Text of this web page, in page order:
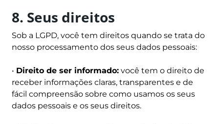
8. Seus direitos
Sob a LGPD, você tem direitos quando se trata do
nosso processamento dos seus dados pessoais:
• Direito de ser informado: você tem o direito de
receber informações claras, transparentes e de
fácil compreensão sobre como usamos os seus
dados pessoais e os seus direitos.